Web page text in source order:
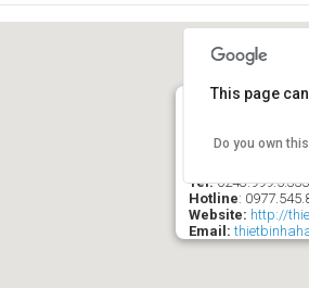
SIÊU THỊ
: 21 Ngõ 84
Tel:0243.999.5.333
Hotline:
Website: http://
Email:
This page
Do you own